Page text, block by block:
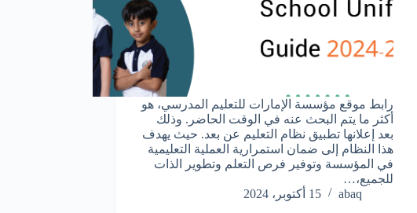
رابط موقع مؤسسة الإمارات للتعليم المدرسي، هو
أكثر ما يتم البحث عنه في الوقت الحاضر. وذلك
بعد إعلانها تطبيق نظام التعليم عن بعد. حيث يهدف
هذا النظام إلى ضمان استمرارية العملية التعليمية
في المؤسسة وتوفير فرص التعلم وتطوير الذات
للجميع،…
abaq
15 أكتوبر، 2024